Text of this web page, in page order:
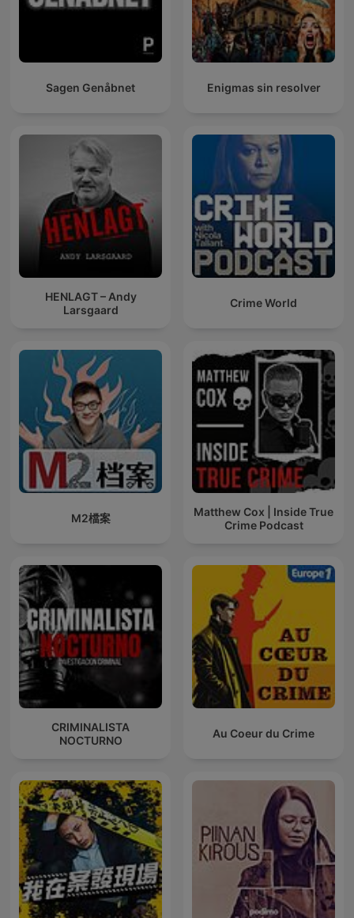
Sagen Genåbnet Enigmas sin resolver
HENLAGT – Andy
Larsgaard
Crime World
M2檔案
Matthew Cox | Inside True
Crime Podcast
CRIMINALISTA
NOCTURNO
Au Coeur du Crime